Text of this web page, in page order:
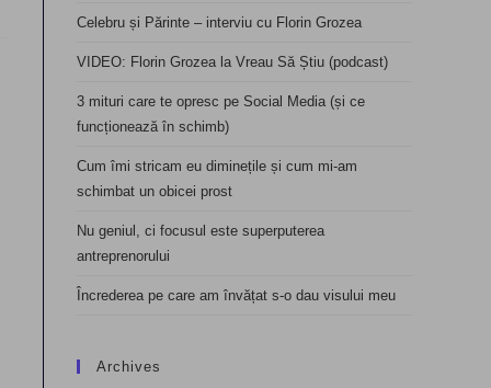
Celebru și Părinte – interviu cu Florin Grozea
VIDEO: Florin Grozea la Vreau Să Știu (podcast)
3 mituri care te opresc pe Social Media (și ce
funcționează în schimb)
Cum îmi stricam eu diminețile și cum mi-am
schimbat un obicei prost
Nu geniul, ci focusul este superputerea
antreprenorului
Încrederea pe care am învățat s-o dau visului meu
Archives